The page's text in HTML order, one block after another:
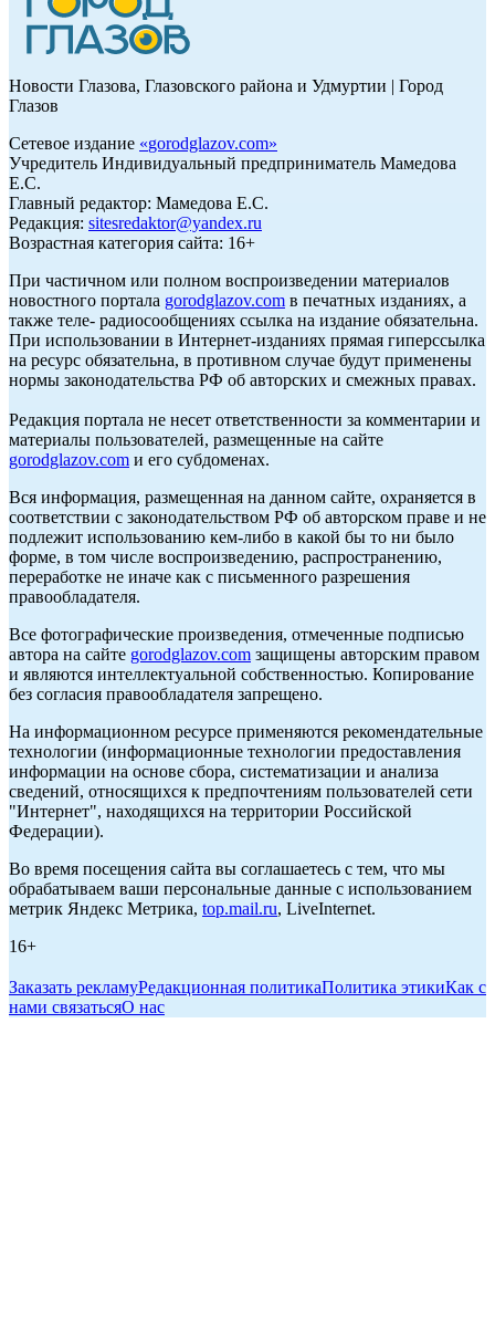
Новости Глазова, Глазовского района и Удмуртии | Город
Глазов
Сетевое издание «gorodglazov.com»
Учредитель Индивидуальный предприниматель Мамедова
Е.С.
Главный редактор: Мамедова Е.С.
Редакция: sitesredaktor@yandex.ru
Возрастная категория сайта: 16+
При частичном или полном воспроизведении материалов
новостного портала gorodglazov.com в печатных изданиях, а
также теле- радиосообщениях ссылка на издание обязательна.
При использовании в Интернет-изданиях прямая гиперссылка
на ресурс обязательна, в противном случае будут применены
нормы законодательства РФ об авторских и смежных правах.
Редакция портала не несет ответственности за комментарии и
материалы пользователей, размещенные на сайте
gorodglazov.com и его субдоменах.
Вся информация, размещенная на данном сайте, охраняется в
соответствии с законодательством РФ об авторском праве и не
подлежит использованию кем-либо в какой бы то ни было
форме, в том числе воспроизведению, распространению,
переработке не иначе как с письменного разрешения
правообладателя.
Все фотографические произведения, отмеченные подписью
автора на сайте gorodglazov.com защищены авторским правом
и являются интеллектуальной собственностью. Копирование
без согласия правообладателя запрещено.
На информационном ресурсе применяются рекомендательные
технологии (информационные технологии предоставления
информации на основе сбора, систематизации и анализа
сведений, относящихся к предпочтениям пользователей сети
"Интернет", находящихся на территории Российской
Федерации).
Во время посещения сайта вы соглашаетесь с тем, что мы
обрабатываем ваши персональные данные с использованием
метрик Яндекс Метрика, top.mail.ru, LiveInternet.
16+
Заказать рекламуРедакционная политикаПолитика этикиКак с
нами связатьсяО нас